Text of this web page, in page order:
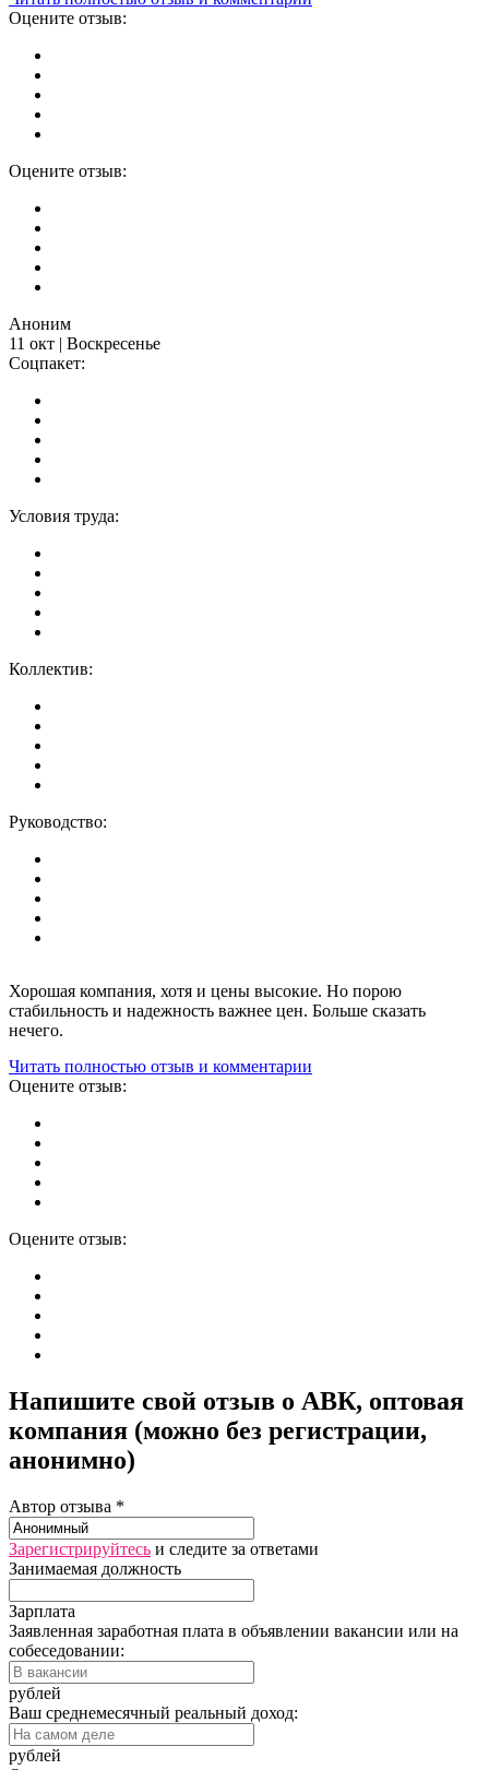
Оцените отзыв:
Оцените отзыв:
Аноним
11 окт | Воскресенье
Соцпакет:
Условия труда:
Коллектив:
Руководство:
Хорошая компания, хотя и цены высокие. Но порою
стабильность и надежность важнее цен. Больше сказать
нечего.
Читать полностью отзыв и комментарии
Оцените отзыв:
Оцените отзыв:
Напишите свой отзыв о АВК, оптовая
компания (можно без регистрации,
анонимно)
Автор отзыва *
Зарегистрируйтесь и следите за ответами
Занимаемая должность
Зарплата
Заявленная заработная плата в объявлении вакансии или на
собеседовании:
рублей
Ваш среднемесячный реальный доход:
рублей